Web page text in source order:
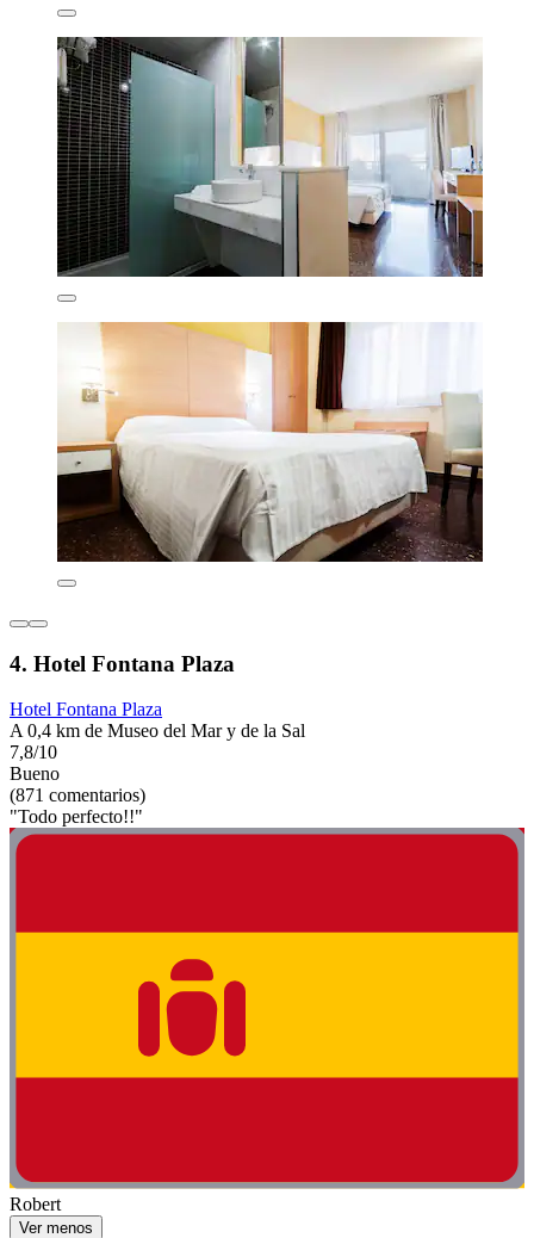
4. Hotel Fontana Plaza
Hotel Fontana Plaza
A 0,4 km de Museo del Mar y de la Sal
7,8/10
Bueno
(871 comentarios)
"Todo perfecto!!"
Robert
Ver menos